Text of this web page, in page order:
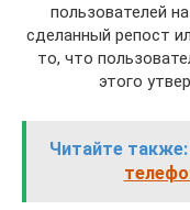
пользователей
сделанный репост
то, что
этого
Читайте также: